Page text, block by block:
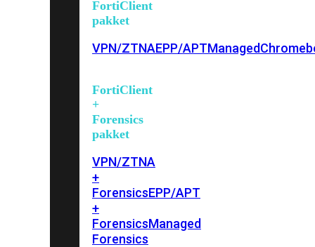
FortiClient
pakket
VPN/ZTNAEPP/APTManaged
FortiClient
+
Forensics
pakket
VPN/ZTNA
+
ForensicsEPP/APT
+
ForensicsManaged
Forensics